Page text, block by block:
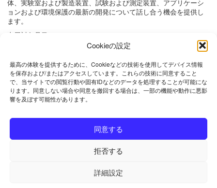
Cookieの設定
最高の体験を提供するために、Cookieなどの技術を使用してデバイス情報
を保存および/またはアクセスしています。これらの技術に同意すること
で、当サイトでの閲覧行動や固有IDなどのデータを処理することが可能にな
ります。同意しない場合や同意を撤回する場合は、一部の機能や動作に悪影
響を及ぼす可能性があります。
同意する
拒否する
詳細設定
体、実験室および製造装置、試験および測定装置、アプリケーシ
ョンおよび環境保護の最新の開発について話し合う機会を提供し
ます。
出展対象品目
塗装･塗料関連：塗装原材料,接着剤原料,建築化学品用中間材料,加
2019年実績
来場者数 : 30472人
出展社数 : 1156社
詳しくはこちら
来場チケット購入